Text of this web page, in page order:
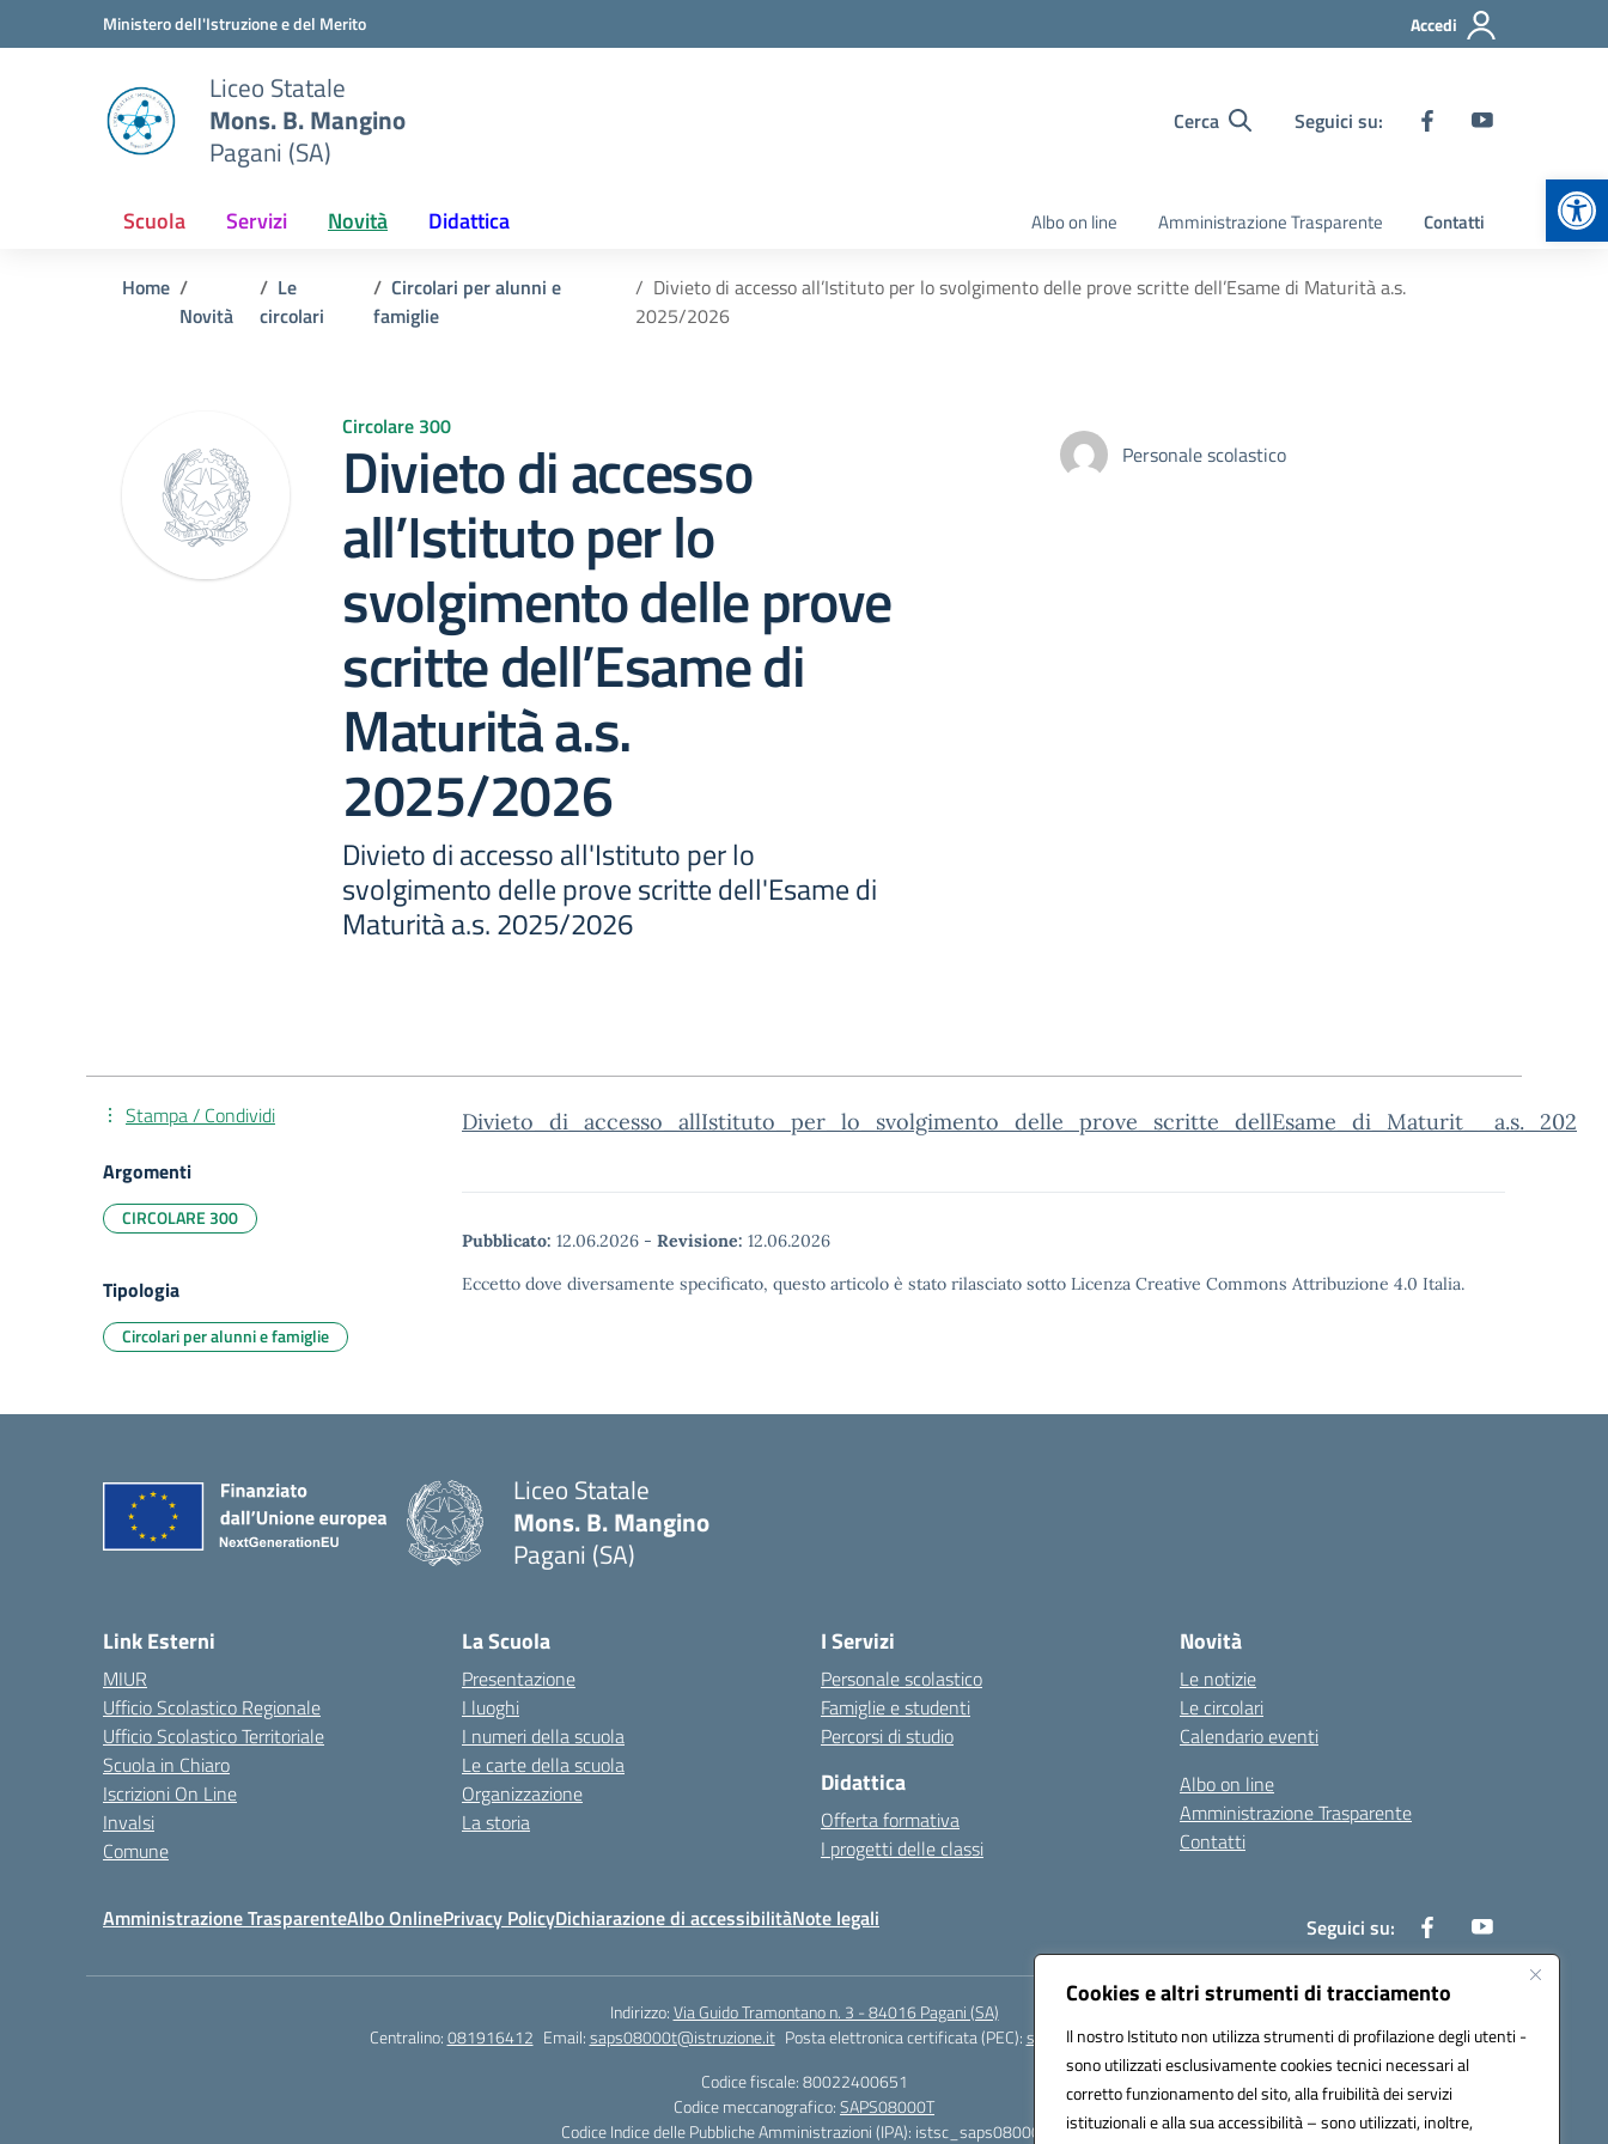
Cookies e altri strumenti di tracciamento
Il nostro Istituto non utilizza strumenti di profilazione degli utenti -
sono utilizzati esclusivamente cookies tecnici necessari al
corretto funzionamento del sito, alla fruibilità dei servizi
istituzionali e alla sua accessibilità – sono utilizzati, inoltre,
Vai ai contenuti
Vai al menu di navigazioneMinistero dell'Istruzione e del Merito Accedi
Liceo Statale
Mons. B. Mangino
Pagani (SA)
Cerca Seguici su:
Scuola Servizi Novità Didattica Albo on line Amministrazione Trasparente Contatti
Home
Novità
Le
circolari
Circolari per alunni e
famiglie
Divieto di accesso all’Istituto per lo svolgimento delle prove scritte dell’Esame di Maturità a.s.
2025/2026
Circolare 300
Divieto di accesso
all’Istituto per lo
svolgimento delle prove
scritte dell’Esame di
Maturità a.s.
2025/2026
Divieto di accesso all'Istituto per lo
svolgimento delle prove scritte dell'Esame di
Maturità a.s. 2025/2026
Personale scolastico
Divieto_di_accesso_allIstituto_per_lo_svolgimento_delle_prove_scritte_dellEsame_di_Maturit__a.s._202
Pubblicato: 12.06.2026 - Revisione: 12.06.2026
Eccetto dove diversamente specificato, questo articolo è stato rilasciato sotto Licenza Creative Commons Attribuzione 4.0 Italia.
Stampa / Condividi
Argomenti
CIRCOLARE 300
Tipologia
Circolari per alunni e famiglie
Liceo Statale
Mons. B. Mangino
Pagani (SA)
Link Esterni
MIUR
Ufficio Scolastico Regionale
Ufficio Scolastico Territoriale
Scuola in Chiaro
Iscrizioni On Line
Invalsi
Comune
La Scuola
Presentazione
I luoghi
I numeri della scuola
Le carte della scuola
Organizzazione
La storia
I Servizi
Personale scolastico
Famiglie e studenti
Percorsi di studio
Didattica
Offerta formativa
I progetti delle classi
Novità
Le notizie
Le circolari
Calendario eventi
Albo on line
Amministrazione Trasparente
Contatti
Amministrazione TrasparenteAlbo OnlinePrivacy PolicyDichiarazione di accessibilitàNote legali Seguici su:
Indirizzo:Via Guido Tramontano n. 3 - 84016 Pagani (SA)
Centralino:081916412 Email:saps08000t@istruzione.it Posta elettronica certificata (PEC):saps08000t@pec.istruzione.it
Codice fiscale: 80022400651
Codice meccanografico:SAPS08000T
Codice Indice delle Pubbliche Amministrazioni (IPA): istsc_saps08000t